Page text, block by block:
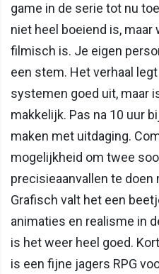
game in de serie tot nu
niet heel boeiend is,
filmisch is. Je eigen
een stem. Het verhaal
systemen goed uit, maar
makkelijk. Pas na 10 uur
maken met uitdaging.
mogelijkheid om twee
precisieaanvallen te
Grafisch valt het een
animaties en realisme in
is het weer heel goed.
is een fijne jagers RPG